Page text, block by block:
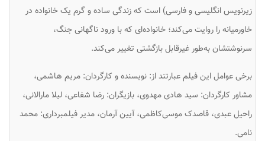
زیرنویس انگلیسی و فارسی) است که زندگی ساده و گرم یک خانواده در
خاورمیانه را روایت می‌کند؛ خانواده‌ای که با ورود ناگهانی جنگ،
سرنوشتشان به‌طور غیرقابل بازگشتی تغییر می‌کند.
برخی عوامل این فیلم عبارتند از: نویسنده و کارگردان: مریم هاشمی،
مشاور کارگردان: سید هادی مهدوی، بازیگران: رضا شفاعی، لیلا مارالانی،
راحیل عبدی، قاصدک موسی‌کاظمی، آیین آرمان، مدیر فیلمبرداری: محمد
نامی.